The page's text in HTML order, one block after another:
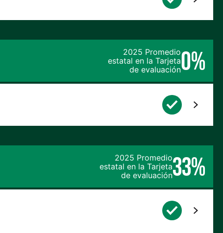
2025 Promedio
estatal en la Tarjeta
de evaluación0%
2025 Promedio
estatal en la Tarjeta
de evaluación33%